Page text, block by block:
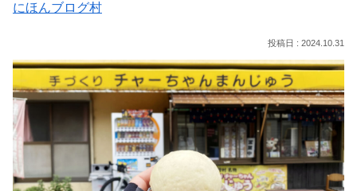
にほんブログ村
2024.10.31